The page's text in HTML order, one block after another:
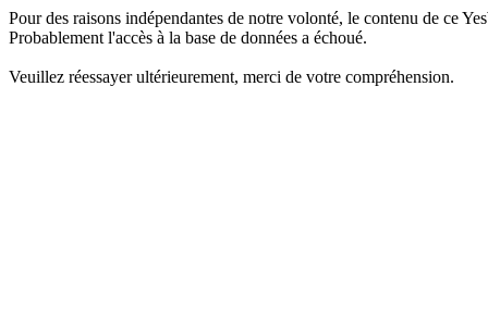
Pour des raisons indépendantes de notre volonté, le contenu de ce
Probablement l'accès à la base de données a échoué.
Veuillez réessayer ultérieurement, merci de votre compréhension.